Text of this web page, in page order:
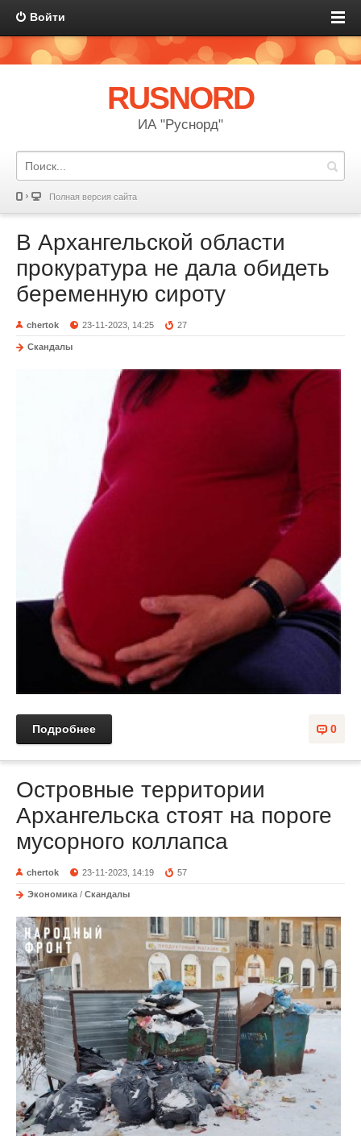
Войти
RUSNORD
ИА "Руснорд"
Полная версия сайта
В Архангельской области
прокуратура не дала обидеть
беременную сироту
chertok 23-11-2023, 14:25 27
Скандалы
0
Подробнее
Островные территории
Архангельска стоят на пороге
мусорного коллапса
chertok 23-11-2023, 14:19 57
Экономика / Скандалы